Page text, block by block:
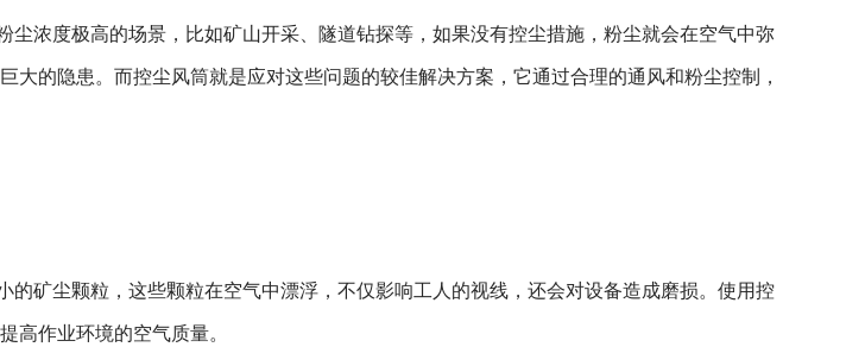
浓度极高的场景，比如矿山开采、隧道钻探等，如果没有控尘措施，粉尘就会在空气中弥
的隐患。而控尘风筒就是应对这些问题的较佳解决方案，它通过合理的通风和粉尘控制，
矿尘颗粒，这些颗粒在空气中漂浮，不仅影响工人的视线，还会对设备造成磨损。使用控
高作业环境的空气质量。